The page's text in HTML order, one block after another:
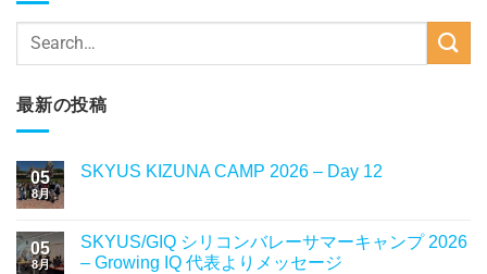
最新の投稿
05
8月
SKYUS KIZUNA CAMP 2026 – Day 12
05
8月
SKYUS/GIQ シリコンバレーサマーキャンプ 2026
– Growing IQ 代表よりメッセージ